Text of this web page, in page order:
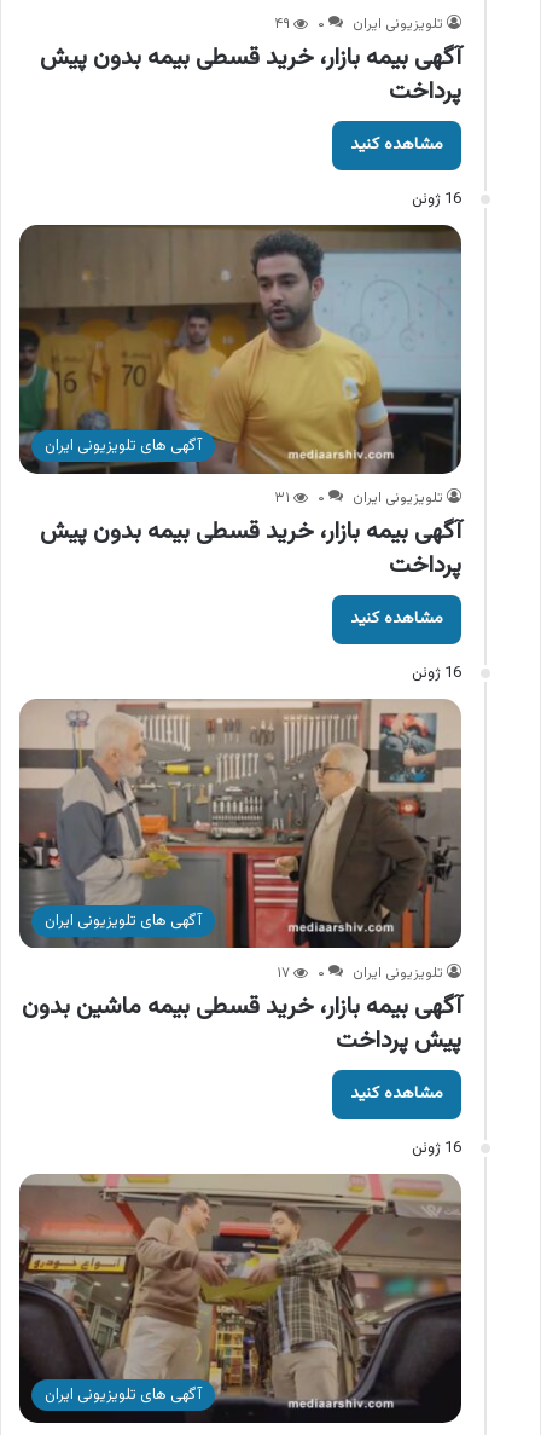
تلویزیونی ایران ۰ ۴۹
آگهی بیمه بازار، خرید قسطی بیمه بدون پیش
پرداخت
مشاهده کنید
16 ژوئن
آگهی های تلویزیونی ایران
تلویزیونی ایران ۰ ۳۱
آگهی بیمه بازار، خرید قسطی بیمه بدون پیش
پرداخت
مشاهده کنید
16 ژوئن
آگهی های تلویزیونی ایران
تلویزیونی ایران ۰ ۱۷
آگهی بیمه بازار، خرید قسطی بیمه ماشین بدون
پیش پرداخت
مشاهده کنید
16 ژوئن
آگهی های تلویزیونی ایران